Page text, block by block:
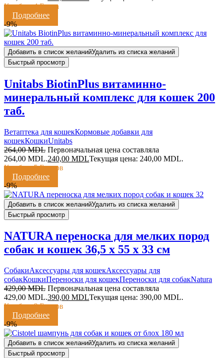
Кешбэк:4 Балла
Подробнее
-9%
Добавить в список желанийУдалить из списка желаний
Быстрый просмотр
Unitabs BiotinPlus витаминно-
минеральный комплекс для кошек 200
таб.
Ветаптека для кошекКормовые добавки для
кошекКошкиUnitabs
264,00MDL Первоначальная цена составляла
264,00 MDL.240,00 MDLТекущая цена: 240,00 MDL.
Кешбэк:5 Баллов
Подробнее
-9%
Добавить в список желанийУдалить из списка желаний
Быстрый просмотр
NATURA переноска для мелких пород
собак и кошек 36,5 х 55 х 33 см
CобакиАксессуары для кошекАксессуары для
собакКошкиПереноски для кошекПереноски для собакNatura
429,00MDL Первоначальная цена составляла
429,00 MDL.390,00 MDLТекущая цена: 390,00 MDL.
Кешбэк:8 Баллов
Подробнее
-9%
Добавить в список желанийУдалить из списка желаний
Быстрый просмотр